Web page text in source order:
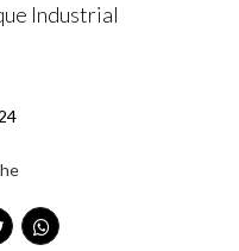
Industrial